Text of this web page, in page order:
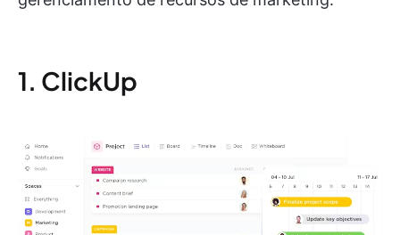
1. ClickUp